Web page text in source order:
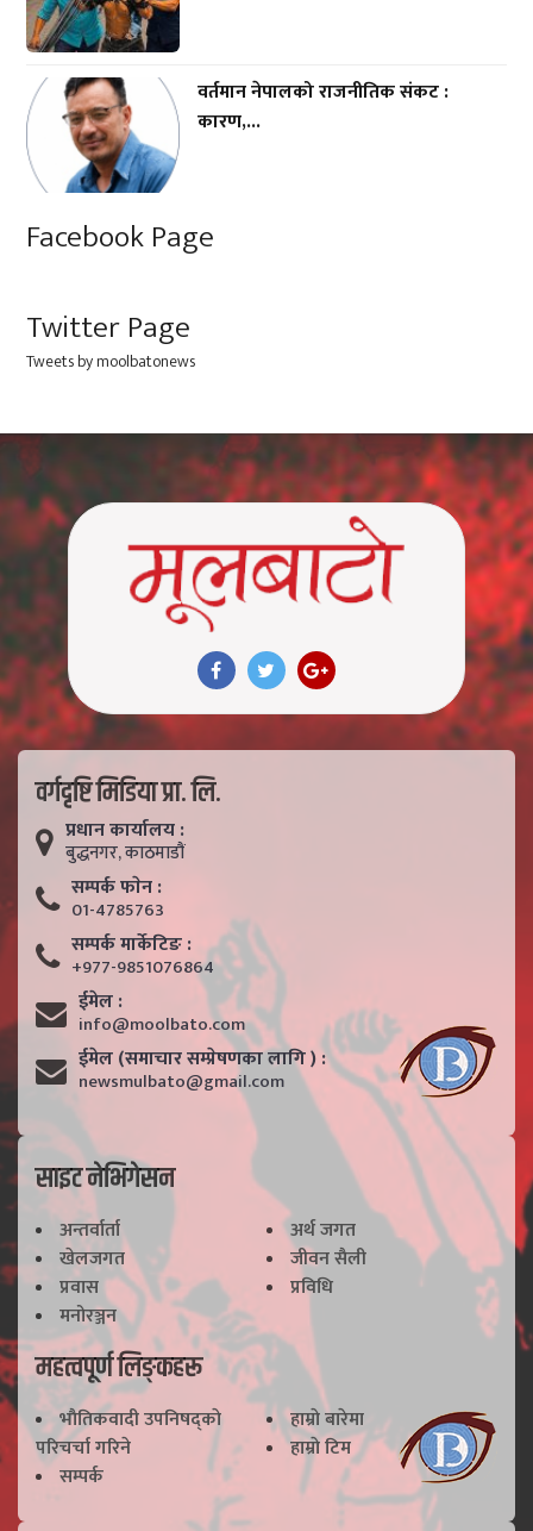
वर्तमान नेपालको राजनीतिक संकट :
कारण,...
Facebook Page
Twitter Page
Tweets by moolbatonews
वर्गदृष्टि मिडिया प्रा. लि.
प्रधान कार्यालय :
बुद्धनगर, काठमाडाैं
सम्पर्क फाेन :
01-4785763
सम्पर्क मार्केटिङ :
+977-9851076864
ईमेल :
info@moolbato.com
ईमेल (समाचार सम्प्रेषणका लागि ) :
newsmulbato@gmail.com
साइट नेभिगेसन
अन्तर्वार्ता
अर्थ जगत
खेलजगत
जीवन सैली
प्रवास
प्रविधि
मनोरञ्जन
महत्वपूर्ण लिङ्कहरू
भाैतिकवादी उपनिषद्काे
परिचर्चा गरिने
हाम्राे बारेमा
हाम्राे टिम
सम्पर्क